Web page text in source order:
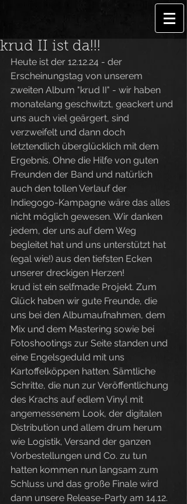
krud II ist da!!!
Heute ist der 12.12.24 - der
Erscheinungstag von unserem
zweiten Album "krud II" - wir haben
monatelang geschwitzt, geackert und
uns auch viel geärgert, sind
verzweifelt und dann doch
letztendlich überglücklich mit dem
Ergebnis. Ohne die Hilfe von guten
Freunden der Band und natürlich
auch den tollen Verlauf der
Indiegogo-Kampagne wäre das alles
nicht möglich gewesen. Wir danken
jedem, der uns auf dem Weg
begleitet hat und uns unterstützt hat
(egal wie!) aus den tiefsten Ecken
unserer dreckigen Herzen!
krud ist ein selfmade Projekt. Zum
Glück haben wir gute Freunde, die
uns bei den Albumaufnahmen, dem
Mix und dem Mastering sowie bei
Fotoshootings zur Seite standen und
eine Engelsgeduld mit uns
Kartoffelköppen hatten. Sämtliche
Schritte, die nun zur Veröffentlichung
des Krachs auf edlem Vinyl mit
angemessenem Look, der digitalen
Distribution und allem drum herum
wie Logistik, Versand der ganzen
Vorbestellungen und Co. zu tun
hatten kommen nun langsam zum
Schluss und das große Finale wird
dann unsere Release-Party am 14.12.